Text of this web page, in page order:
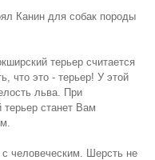
Канин для собак породы
терьер считается
что это - терьер! У этой
льва. При
терьер станет Вам
с человеческим. Шерсть не